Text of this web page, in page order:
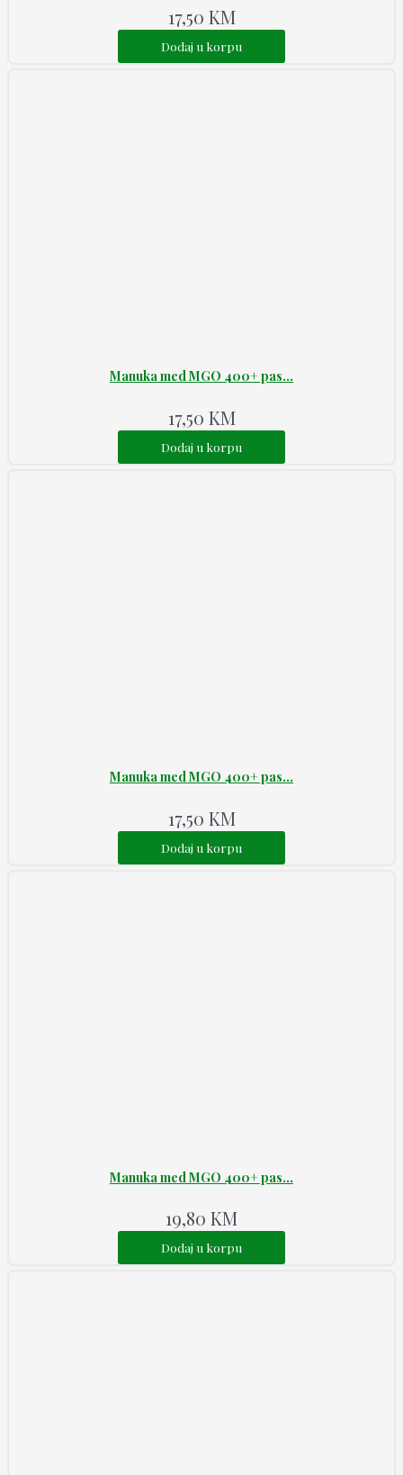
17,50 KM
Dodaj u korpu
Manuka med MGO 400+ pas...
17,50 KM
Dodaj u korpu
Manuka med MGO 400+ pas...
17,50 KM
Dodaj u korpu
Manuka med MGO 400+ pas...
19,80 KM
Dodaj u korpu